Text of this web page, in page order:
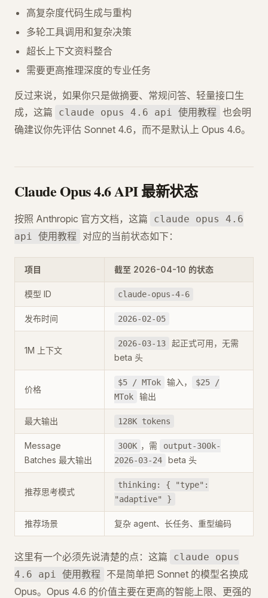
高复杂度代码生成与重构
多轮工具调用和复杂决策
超长上下文资料整合
需要更高推理深度的专业任务
反过来说，如果你只是做摘要、常规问答、轻量接口生
成，这篇
claude opus 4.6 api 使用教程 也会明
确建议你先评估 Sonnet 4.6，而不是默认上 Opus 4.6。
Claude Opus 4.6 API 最新状态
按照 Anthropic 官方文档，这篇
claude opus 4.6
api 使用教程
对应的当前状态如下：
项目 截至 2026-04-10 的状态
模型 ID claude-opus-4-6
发布时间 2026-02-05
1M 上下文
2026-03-13
起正式可用，无需
beta 头
价格
$5 / MTok 输入，
$25 /
MTok
输出
最大输出 128K tokens
Message
Batches 最大输出
300K ，需
output-300k-
2026-03-24
beta 头
推荐思考模式
thinking: { "type":
"adaptive" }
推荐场景 复杂 agent、长任务、重型编码
这里有一个必须先说清楚的点：这篇
claude opus
4.6 api 使用教程
不是简单把 Sonnet 的模型名换成
Opus。Opus 4.6 的价值主要在更高的智能上限、更强的